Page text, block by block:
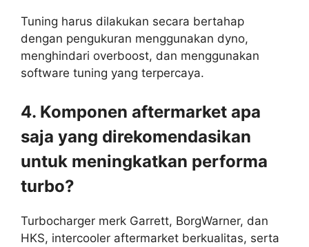
Tuning harus dilakukan secara bertahap
dengan pengukuran menggunakan dyno,
menghindari overboost, dan menggunakan
software tuning yang terpercaya.
4. Komponen aftermarket apa
saja yang direkomendasikan
untuk meningkatkan performa
turbo?
Turbocharger merk Garrett, BorgWarner, dan
HKS, intercooler aftermarket berkualitas, serta